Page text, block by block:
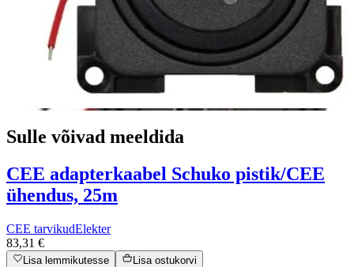
Sulle võivad meeldida
CEE adapterkaabel Schuko pistik/CEE
ühendus, 25m
CEE tarvikudElekter
83,31 €
Lisa lemmikutesse Lisa ostukorvi